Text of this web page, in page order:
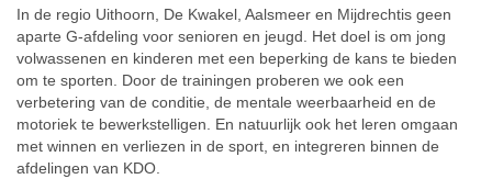
In de regio Uithoorn, De Kwakel, Aalsmeer en Mijdrechtis geen
aparte G-afdeling voor senioren en jeugd. Het doel is om jong
volwassenen en kinderen met een beperking de kans te bieden
om te sporten. Door de trainingen proberen we ook een
verbetering van de conditie, de mentale weerbaarheid en de
motoriek te bewerkstelligen. En natuurlijk ook het leren omgaan
met winnen en verliezen in de sport, en integreren binnen de
afdelingen van KDO.